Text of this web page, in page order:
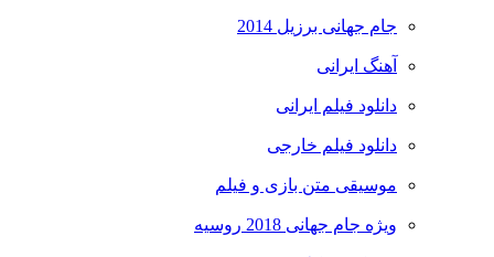
جام جهانی برزیل 2014
آهنگ ایرانی
دانلود فیلم ایرانی
دانلود فیلم خارجی
موسیقی متن بازی و فیلم
ویژه جام جهانی 2018 روسیه